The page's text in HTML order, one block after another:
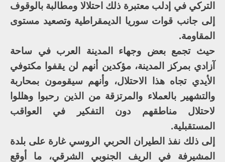
التركي في إدلب معتبرة ذلك احتلالا ومطالبة بالوقوف
إلى جانب قوات سوريا الديمقراطية وتصعيد مستوى
المقاومة.
حيث تجمع بعض وجهاء المدينة العرب في ساحة
آزادي بمركز المدينة، مؤكدين أنهم لن يقفوا مكتوفي
الأيدي تجاه هذا الاحتلال، وأنهم سيقومون بمحاربة
والتشهير بالعملاء والمرتزقة من الذين رحبوا وهللوا
لاحتلال مناطقهم دون التفكير في العواقب
المستقبلية.
إلى ذلك نفذ الطيران الحربي الروسي غارة على بلدة
المشيرفة في الريف الجنوبي الشرقي، ما أوقع